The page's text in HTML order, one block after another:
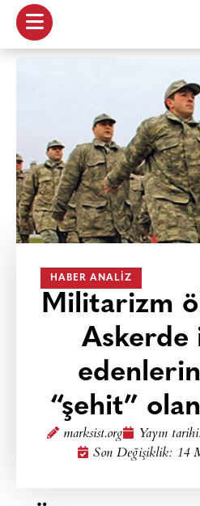
HABER ANALIZ
Militarizm
Askerde
edenlerin
“şehit”
marksist.org Yayın
Son Değişiklik: 14